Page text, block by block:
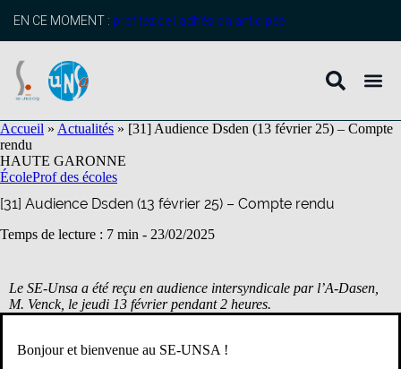
principal
EN CE MOMENT : profitez de l’adhésion anticipée
Accueil » Actualités » [31] Audience Dsden (13 février 25) – Compte
rendu
HAUTE GARONNE
ÉcoleProf des écoles
[31] Audience Dsden (13 février 25) – Compte rendu
Temps de lecture : 7 min - 23/02/2025
Le SE-Unsa a été reçu en audience intersyndicale par l’A-Dasen,
M. Venck, le jeudi 13 février pendant 2 heures.
1. Remplacement – manque de remplaçant·es
Bonjour et bienvenue au SE-UNSA !